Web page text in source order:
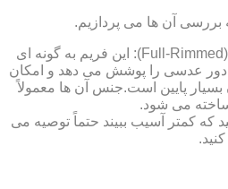
بررسی آن ها می پردازیم.
عینک های با فریم های کامل (Full-Rimmed): این فریم به گونه ای
دور عدسی را پوشش می دهد و امکان
پایین است.جنس آن ها معمولاً
ساخته می شود.
که کمتر آسیب ببیند حتماً توصیه می